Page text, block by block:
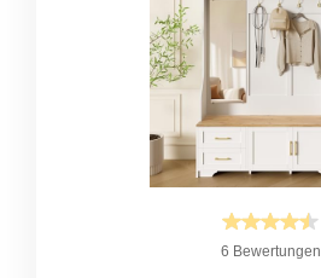
6 Bewertungen